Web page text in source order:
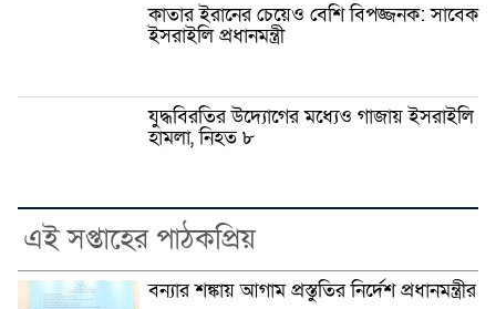
কাতার ইরানের চেয়েও বেশি বিপজ্জনক: সাবেক
ইসরাইলি প্রধানমন্ত্রী
যুদ্ধবিরতির উদ্যোগের মধ্যেও গাজায় ইসরাইলি
হামলা, নিহত ৮
এই সপ্তাহের পাঠকপ্রিয়
বন্যার শঙ্কায় আগাম প্রস্তুতির নির্দেশ প্রধানমন্ত্রীর